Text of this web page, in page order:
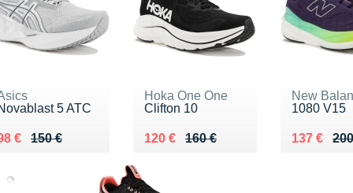
5 ATC
150 €
lieu de 150 €
€ 98 €
Hoka One One
Clifton 10
160 €
Au lieu de 160 €
120 €
Vendu 120 €
New
1080 V15
Au lieu de
137 €
Vendu